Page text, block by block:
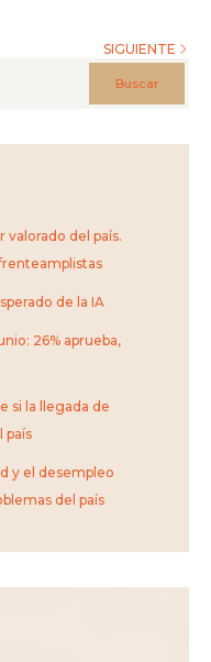
SIGUIENTE
Buscar
valorado del país.
de la IA
26% aprueba,
si la llegada de
país
y el desempleo
del país